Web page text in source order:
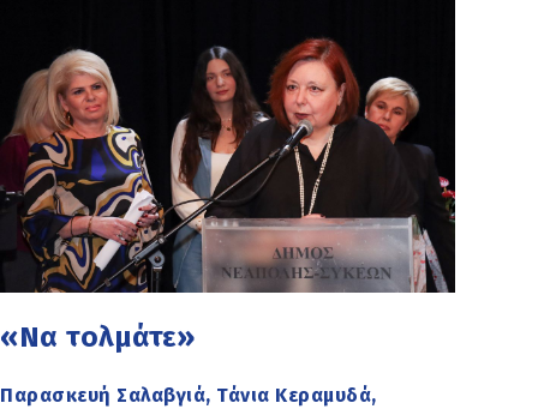
«Να τολμάτε»
Παρασκευή Σαλαβγιά, Τάνια Κεραμυδά,